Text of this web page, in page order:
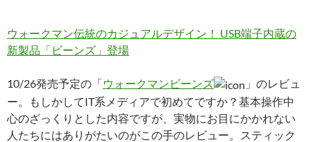
ウォークマン伝統のカジュアルデザイン！ USB端子内蔵の
新製品「ビーンズ」登場
10/26発売予定の「ウォークマンビーンズ
」のレビュ
ー。もしかしてIT系メディアで初めてですか？基本操作中
心のざっくりとした内容ですが、実物にお目にかかれない
人たちにはありがたいのがこの手のレビュー。スティック